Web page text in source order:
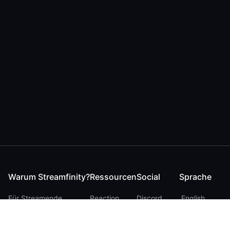
Warum Streamfinity?
Für Streamende
Ressourcen
Reaction
Social
Discord
Sprache
English